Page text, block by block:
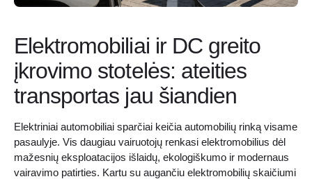
Elektromobiliai ir DC greito
įkrovimo stotelės: ateities
transportas jau šiandien
Elektriniai automobiliai sparčiai keičia automobilių rinką visame
pasaulyje. Vis daugiau vairuotojų renkasi elektromobilius dėl
mažesnių eksploatacijos išlaidų, ekologiškumo ir modernaus
vairavimo patirties. Kartu su augančiu elektromobilių skaičiumi